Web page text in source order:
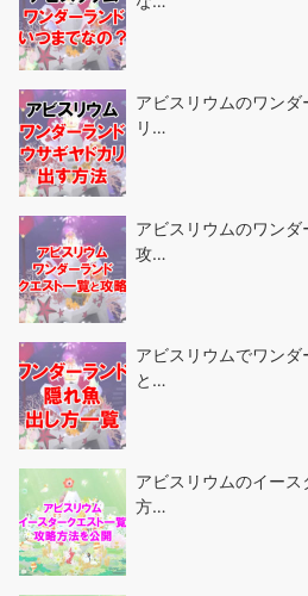
アビスリウムのワン
リ…
アビスリウムのワンダ
攻…
アビスリウムでワン
と…
アビスリウムのイー
方…